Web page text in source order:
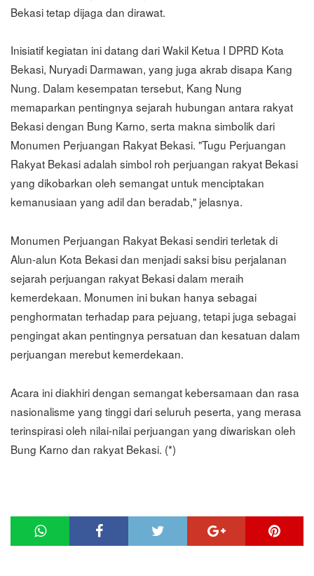
Bekasi tetap dijaga dan dirawat.
Inisiatif kegiatan ini datang dari Wakil Ketua I DPRD Kota
Bekasi, Nuryadi Darmawan, yang juga akrab disapa Kang
Nung. Dalam kesempatan tersebut, Kang Nung
memaparkan pentingnya sejarah hubungan antara rakyat
Bekasi dengan Bung Karno, serta makna simbolik dari
Monumen Perjuangan Rakyat Bekasi. "Tugu Perjuangan
Rakyat Bekasi adalah simbol roh perjuangan rakyat Bekasi
yang dikobarkan oleh semangat untuk menciptakan
kemanusiaan yang adil dan beradab," jelasnya.
Monumen Perjuangan Rakyat Bekasi sendiri terletak di
Alun-alun Kota Bekasi dan menjadi saksi bisu perjalanan
sejarah perjuangan rakyat Bekasi dalam meraih
kemerdekaan. Monumen ini bukan hanya sebagai
penghormatan terhadap para pejuang, tetapi juga sebagai
pengingat akan pentingnya persatuan dan kesatuan dalam
perjuangan merebut kemerdekaan.
Acara ini diakhiri dengan semangat kebersamaan dan rasa
nasionalisme yang tinggi dari seluruh peserta, yang merasa
terinspirasi oleh nilai-nilai perjuangan yang diwariskan oleh
Bung Karno dan rakyat Bekasi. (*)